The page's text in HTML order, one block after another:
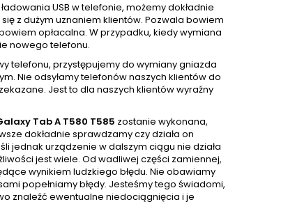
USB w telefonie, możemy dokładnie
z dużym uznaniem klientów. Pozwala bowiem
opłacalna. W przypadku, kiedy wymiana
nowego telefonu.
telefonu, przystępujemy do wymiany gniazda
Nie odsyłamy telefonów naszych klientów do
Jest to dla naszych klientów wyraźny
Tab A T580 T585 zostanie wykonana,
dokładnie sprawdzamy czy działa on
jednak urządzenie w dalszym ciągu nie działa
jest wiele. Od wadliwej części zamiennej,
wynikiem ludzkiego błędu. Nie obawiamy
popełniamy błędy. Jesteśmy tego świadomi,
znaleźć ewentualne niedociągnięcia i je